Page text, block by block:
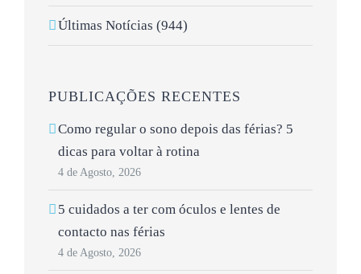
Últimas Notícias (944)
PUBLICAÇÕES RECENTES
Como regular o sono depois das férias? 5
dicas para voltar à rotina
4 de Agosto, 2026
5 cuidados a ter com óculos e lentes de
contacto nas férias
4 de Agosto, 2026